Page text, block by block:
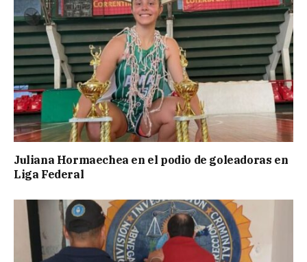
Juliana Hormaechea en el podio de goleadoras en
Liga Federal